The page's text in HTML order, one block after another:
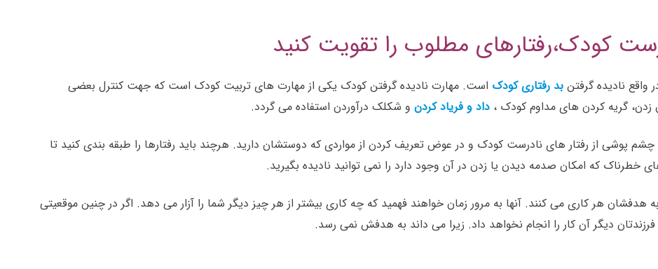
کودک،رفتارهای مطلوب را تقویت کنید
واقع نادیده گرفتن بد رفتاری کودک است. مهارت نادیده گرفتن کودک یکی از مهارت های تربیت کودک است که جهت کنترل بعضی
گریه کردن های مداوم کودک ، داد و فریاد کردن و شکلک درآوردن استفاده می گردد.
پوشی از رفتار های نادرست کودک و در عوض تعریف کردن از مواردی که دوستشان دارید. هرچند باید رفتارها را طبقه بندی کنید تا
خطرناک که امکان صدمه دیدن یا زدن در آن وجود دارد را نمی توانید نادیده بگیرید.
هر کاری می کنند. آنها به مرور زمان خواهند فهمید که چه کاری بیشتر از هر چیز دیگر شما را آزار می دهد. اگر در چنین موقعیتی
فرزندتان دیگر آن کار را انجام نخواهد داد. زیرا می داند به هدفش نمی رسد.